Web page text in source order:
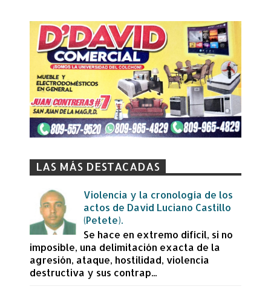
LAS MÁS DESTACADAS
Violencia y la cronología de los
actos de David Luciano Castillo
(Petete).
Se hace en extremo difícil, si no
imposible, una delimitación exacta de la
agresión, ataque, hostilidad, violencia
destructiva y sus contrap...